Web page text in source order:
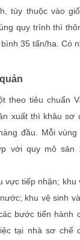
tùy thuộc vào
quy trình thì
35 tấn/ha. Có
theo tiêu chuẩn
xuất thì khâu sơ
đầu. Mỗi
với quy mô sản
vực tiếp nhận;
khu vệ sinh
bước tiến hành
tại nhà sơ chế